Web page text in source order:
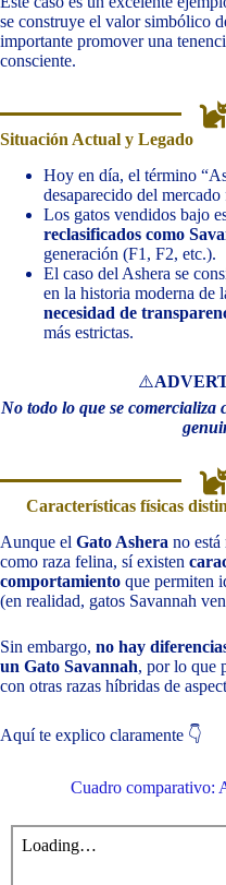
se construye el valor simbólico
importante promover una
consciente.
Situación Actual y Legado
Hoy en día, el término
desaparecido del
Los gatos vendidos bajo
reclasificados como
generación (F1, F2, etc.).
El caso del Ashera se
en la historia moderna de
necesidad de
más estrictas.
⚠️
No todo lo que se comercializa
Características físicas
Aunque el Gato Ashera no
como raza felina, sí existen
comportamiento que permiten
(en realidad, gatos Savannah
Sin embargo, no hay
un Gato Savannah, por lo que
con otras razas híbridas de
Aquí te explico claramente 👇
Cuadro comparativo: